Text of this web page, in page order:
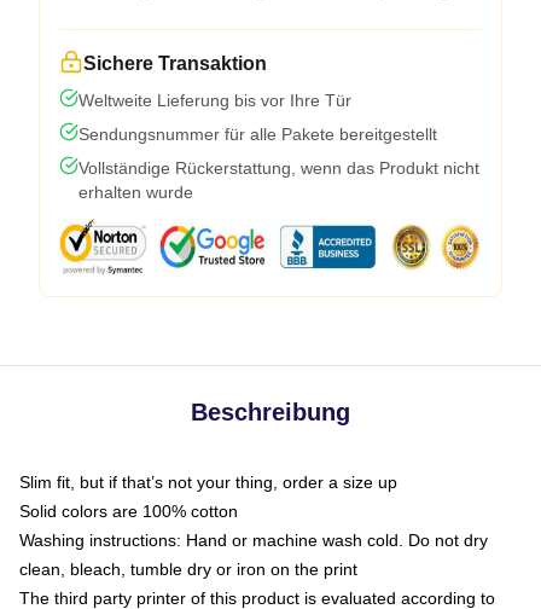
Sichere Transaktion
Weltweite Lieferung bis vor Ihre Tür
Sendungsnummer für alle Pakete bereitgestellt
Vollständige Rückerstattung, wenn das Produkt nicht
erhalten wurde
Beschreibung
Slim fit, but if that’s not your thing, order a size up
Solid colors are 100% cotton
Washing instructions: Hand or machine wash cold. Do not dry
clean, bleach, tumble dry or iron on the print
The third party printer of this product is evaluated according to